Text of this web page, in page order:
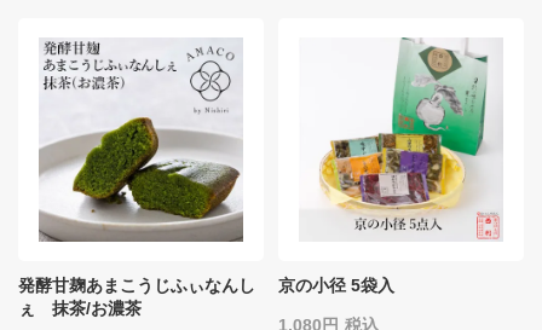
発酵甘麹あまこうじふぃなんし
ぇ 抹茶/お濃茶
京の小径 5袋入
1,080 税込